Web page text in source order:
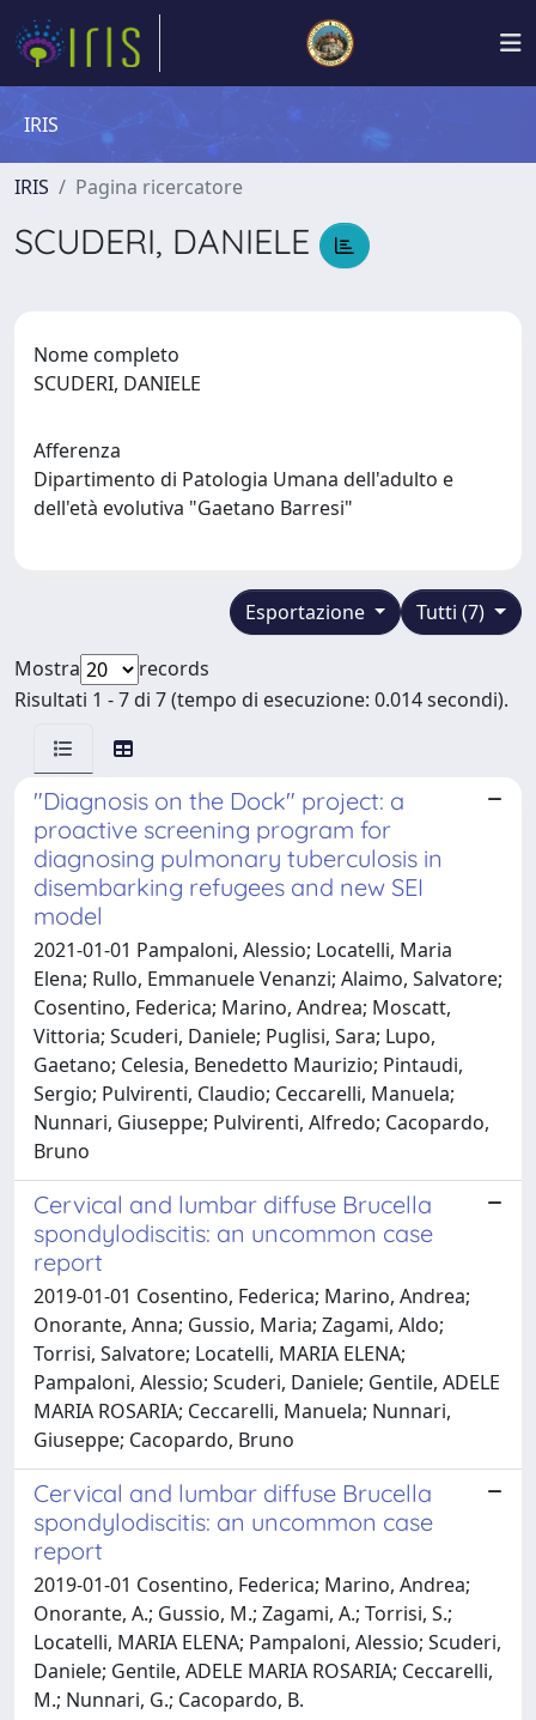
IRIS
IRIS Pagina ricercatore
SCUDERI, DANIELE
Nome completo
SCUDERI, DANIELE
Afferenza
Dipartimento di Patologia Umana dell'adulto e
dell'età evolutiva "Gaetano Barresi"
Tutti (7)
Esportazione
Mostra
records
Risultati 1 - 7 di 7 (tempo di esecuzione: 0.014 secondi).
"Diagnosis on the Dock" project: a
proactive screening program for
diagnosing pulmonary tuberculosis in
disembarking refugees and new SEI
model
2021-01-01 Pampaloni, Alessio; Locatelli, Maria
Elena; Rullo, Emmanuele Venanzi; Alaimo, Salvatore;
Cosentino, Federica; Marino, Andrea; Moscatt,
Vittoria; Scuderi, Daniele; Puglisi, Sara; Lupo,
Gaetano; Celesia, Benedetto Maurizio; Pintaudi,
Sergio; Pulvirenti, Claudio; Ceccarelli, Manuela;
Nunnari, Giuseppe; Pulvirenti, Alfredo; Cacopardo,
Bruno
Cervical and lumbar diffuse Brucella
spondylodiscitis: an uncommon case
report
2019-01-01 Cosentino, Federica; Marino, Andrea;
Onorante, Anna; Gussio, Maria; Zagami, Aldo;
Torrisi, Salvatore; Locatelli, MARIA ELENA;
Pampaloni, Alessio; Scuderi, Daniele; Gentile, ADELE
MARIA ROSARIA; Ceccarelli, Manuela; Nunnari,
Giuseppe; Cacopardo, Bruno
Cervical and lumbar diffuse Brucella
spondylodiscitis: an uncommon case
report
2019-01-01 Cosentino, Federica; Marino, Andrea;
Onorante, A.; Gussio, M.; Zagami, A.; Torrisi, S.;
Locatelli, MARIA ELENA; Pampaloni, Alessio; Scuderi,
Daniele; Gentile, ADELE MARIA ROSARIA; Ceccarelli,
M.; Nunnari, G.; Cacopardo, B.